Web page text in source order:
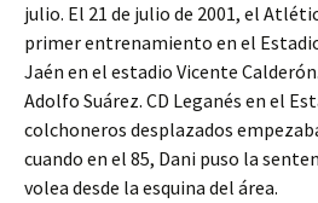
julio. El 21 de julio de 2001, el
primer entrenamiento en el
Jaén en el estadio Vicente
Adolfo Suárez. CD Leganés en el
colchoneros desplazados
cuando en el 85, Dani puso la
volea desde la esquina del área.